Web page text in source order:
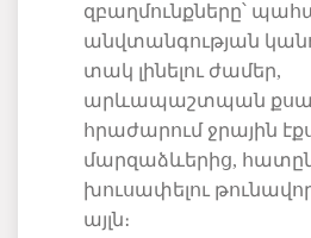
զբաղմունքները՝
անվտանգության
տակ լինելու ժամեր,
արևապաշտպան
հրաժարում ջրային
մարզաձևերից,
խուսափելու
այլն։